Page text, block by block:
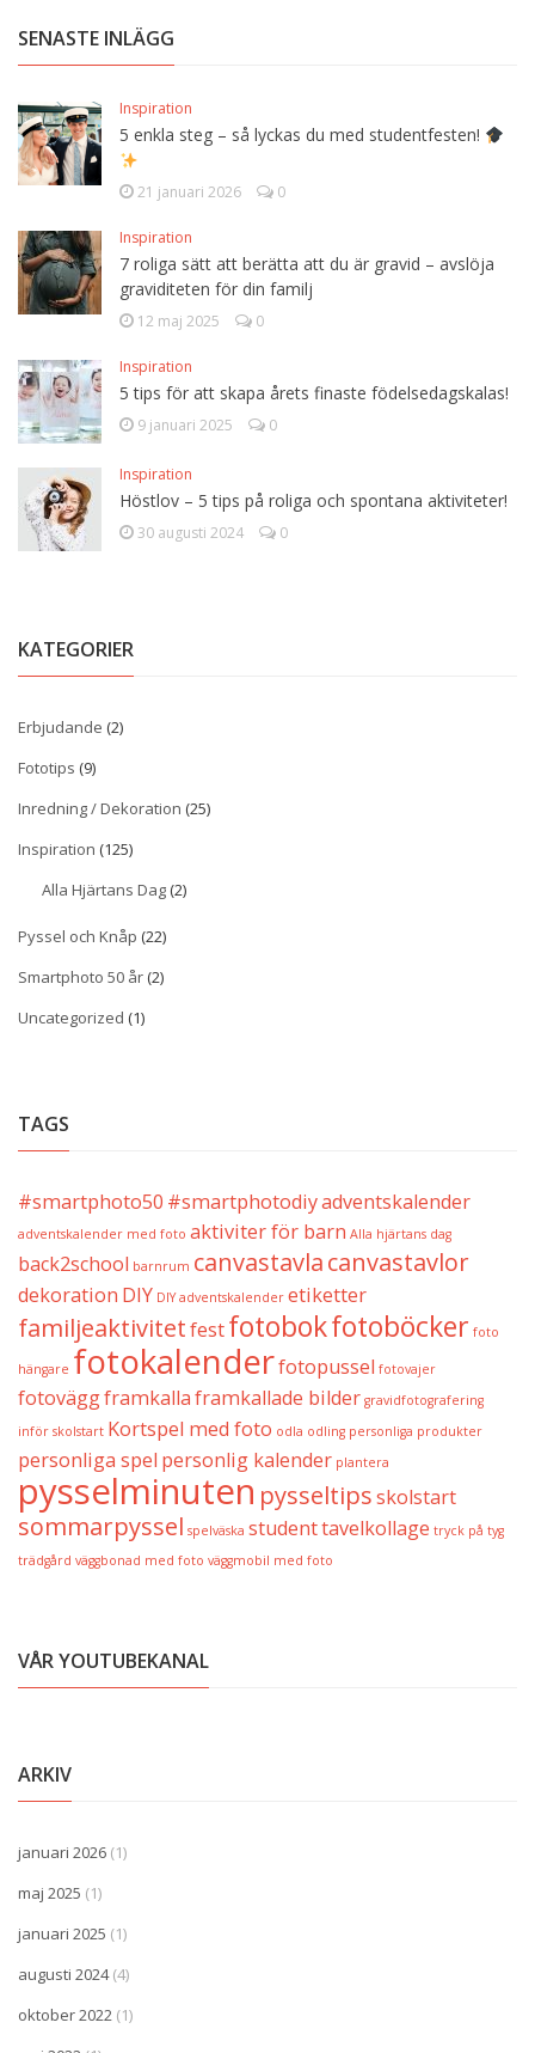
SENASTE INLÄGG
Inspiration
5 enkla steg – så lyckas du med studentfesten!
21 januari 2026 0
Inspiration
7 roliga sätt att berätta att du är gravid – avslöja
graviditeten för din familj
12 maj 2025 0
Inspiration
5 tips för att skapa årets finaste födelsedagskalas!
9 januari 2025 0
Inspiration
Höstlov – 5 tips på roliga och spontana aktiviteter!
30 augusti 2024 0
KATEGORIER
Erbjudande (2)
Fototips (9)
Inredning / Dekoration (25)
Inspiration (125)
Alla Hjärtans Dag(2)
Pyssel och Knåp (22)
Smartphoto 50 år(2)
Uncategorized (1)
TAGS
#smartphoto50 #smartphotodiyadventskalender
adventskalender med foto aktiviter för barn Alla hjärtans dag
back2school barnrum canvastavlacanvastavlor
dekoration DIY DIY adventskalender etiketter
familjeaktivitetfestfotobokfotoböcker foto
hängare fotokalenderfotopussel fotovajer
fotoväggframkallaframkallade bilder gravidfotografering
inför skolstart Kortspel med foto odla odling personliga produkter
personliga spel personlig kalender plantera
pysselminuten pysseltipsskolstart
sommarpyssel spelväska studenttavelkollage tryck på tyg
trädgård väggbonad med foto väggmobil med foto
VÅR YOUTUBEKANAL
ARKIV
januari 2026 (1)
maj 2025 (1)
januari 2025 (1)
augusti 2024(4)
oktober 2022 (1)